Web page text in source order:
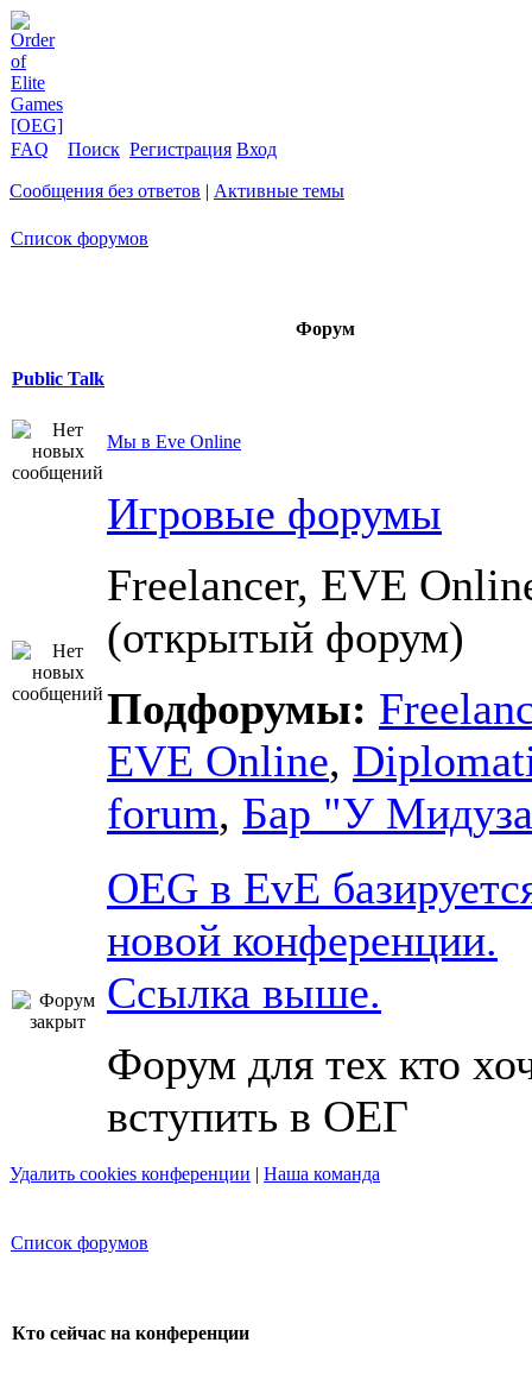
FAQ Поиск Регистрация Вход
Сообщения без ответов | Активные темы
Список форумов
Форум
Public Talk
Мы в Eve Online
Игровые форумы
Freelancer, EVE
(открытый форум)
Подфорумы:
EVE Online,
forum, Бар "У
OEG в EvE
новой конференции.
Ссылка выше.
Форум для тех кто
вступить в ОЕГ
Удалить cookies конференции | Наша команда
Список форумов
Кто сейчас на конференции